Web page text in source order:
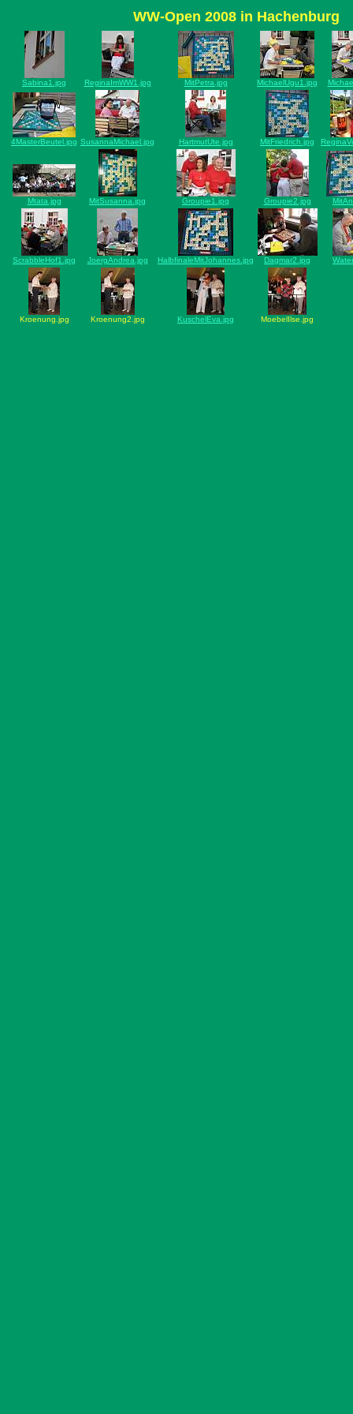
WW-Open 2008 in Hachenburg
Sabina1.jpg ReginaImWW1.jpg MitPetra.jpg MichaelUgu1.jpg
4MasterBeutel.jpg SusannaMichael.jpg HartmutUte.jpg MitFriedrich.jpg
Mtata.jpg MitSusanna.jpg Groupie1.jpg Groupie2.jpg
ScrabbleHof1.jpg JoergAndrea.jpg HalbfinaleMitJohannes.jpg Dagmar2.jpg
Kroenung.jpg Kroenung2.jpg KuschelEva.jpg MoebelIlse.jpg